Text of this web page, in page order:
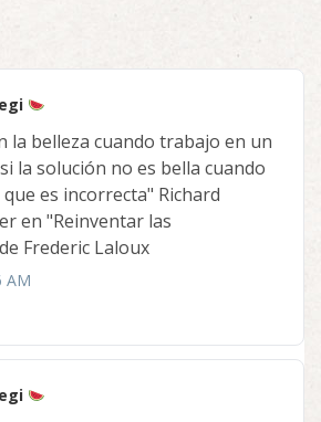
la belleza cuando trabajo en un
la solución no es bella cuando
es incorrecta" Richard
en "Reinventar las
Frederic Laloux
AM